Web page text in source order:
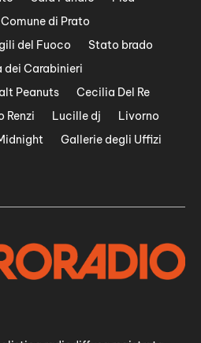
Comune di Prato
del Fuoco
Stato brado
dei Carabinieri
Peanuts
Cecilia Del Re
Renzi Lucille dj
Livorno
Gallerie degli Uffizi